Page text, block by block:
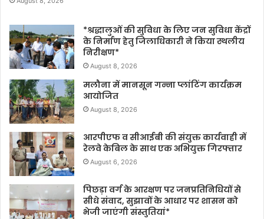
*श्रद्धालुओं की सुविधा के लिए जन सुविधा केंद्रों
के निर्माण हेतु जिलाधिकारी ने किया स्थलीय
निरीक्षण*
August 8, 2026
मलौना में मानसून गन्ना प्लांटिंग कार्यक्रम
आयोजित
August 8, 2026
आरपीएफ व सीआईबी की संयुक्त कार्यवाही में
रेलवे केबिल के साथ एक अभियुक्त गिरफ्तार
August 6, 2026
पिछड़ा वर्ग के आरक्षण पर जनप्रतिनिधियों से
सीधे संवाद, सुझावों के आधार पर शासन को
भेजी जाएंगी संस्तुतियां*